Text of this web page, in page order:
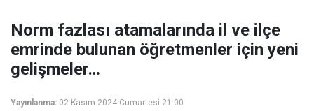
Norm fazlası atamalarında il ve ilçe
emrinde bulunan öğretmenler için yeni
gelişmeler…
Yayınlanma: 02 Kasım 2024 Cumartesi 21:00